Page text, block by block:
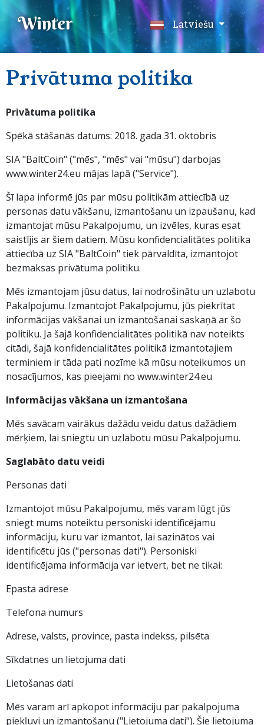
Winter Latviešu
Privātuma politika
Privātuma politika
Spēkā stāšanās datums: 2018. gada 31. oktobris
SIA "BaltCoin" ("mēs", "mēs" vai "mūsu") darbojas
www.winter24.eu mājas lapā ("Service").
Šī lapa informē jūs par mūsu politikām attiecībā uz
personas datu vākšanu, izmantošanu un izpaušanu, kad
izmantojat mūsu Pakalpojumu, un izvēles, kuras esat
saistījis ar šiem datiem. Mūsu konfidencialitātes politika
attiecībā uz SIA "BaltCoin" tiek pārvaldīta, izmantojot
bezmaksas privātuma politiku.
Mēs izmantojam jūsu datus, lai nodrošinātu un uzlabotu
Pakalpojumu. Izmantojot Pakalpojumu, jūs piekrītat
informācijas vākšanai un izmantošanai saskaņā ar šo
politiku. Ja šajā konfidencialitātes politikā nav noteikts
citādi, šajā konfidencialitātes politikā izmantotajiem
terminiem ir tāda pati nozīme kā mūsu noteikumos un
nosacījumos, kas pieejami no www.winter24.eu
Informācijas vākšana un izmantošana
Mēs savācam vairākus dažādu veidu datus dažādiem
mērķiem, lai sniegtu un uzlabotu mūsu Pakalpojumu.
Saglabāto datu veidi
Personas dati
Izmantojot mūsu Pakalpojumu, mēs varam lūgt jūs
sniegt mums noteiktu personiski identificējamu
informāciju, kuru var izmantot, lai sazinātos vai
identificētu jūs ("personas dati"). Personiski
identificējama informācija var ietvert, bet ne tikai:
Epasta adrese
Telefona numurs
Adrese, valsts, province, pasta indekss, pilsēta
Sīkdatnes un lietojuma dati
Lietošanas dati
Mēs varam arī apkopot informāciju par pakalpojuma
piekļuvi un izmantošanu ("Lietojuma dati"). Šie lietojuma